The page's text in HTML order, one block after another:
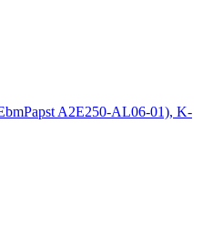
A2E250-AL06-01), K-